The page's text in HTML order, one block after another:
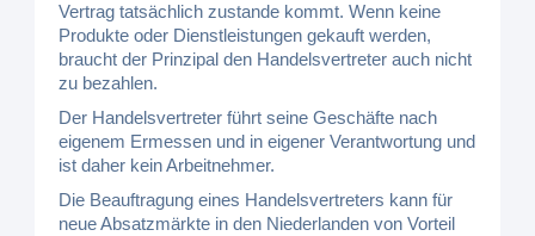
Vertrag tatsächlich zustande kommt. Wenn keine
Produkte oder Dienstleistungen gekauft werden,
braucht der Prinzipal den Handelsvertreter auch nicht
zu bezahlen.
Der Handelsvertreter führt seine Geschäfte nach
eigenem Ermessen und in eigener Verantwortung und
ist daher kein Arbeitnehmer.
Die Beauftragung eines Handelsvertreters kann für
neue Absatzmärkte in den Niederlanden von Vorteil